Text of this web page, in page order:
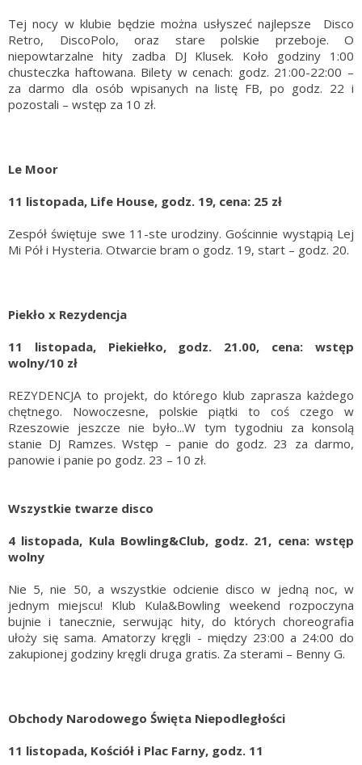
Tej nocy w klubie będzie można usłyszeć najlepsze Disco
Retro, DiscoPolo, oraz stare polskie przeboje. O
niepowtarzalne hity zadba DJ Klusek. Koło godziny 1:00
chusteczka haftowana. Bilety w cenach: godz. 21:00-22:00 –
za darmo dla osób wpisanych na listę FB, po godz. 22 i
pozostali – wstęp za 10 zł.
Le Moor
11 listopada, Life House, godz. 19, cena: 25 zł
Zespół świętuje swe 11-ste urodziny. Gościnnie wystąpią Lej
Mi Pół i Hysteria. Otwarcie bram o godz. 19, start – godz. 20.
Piekło x Rezydencja
11 listopada, Piekiełko, godz. 21.00, cena: wstęp
wolny/10 zł
REZYDENCJA to projekt, do którego klub zaprasza każdego
chętnego. Nowoczesne, polskie piątki to coś czego w
Rzeszowie jeszcze nie było...W tym tygodniu za konsolą
stanie DJ Ramzes. Wstęp – panie do godz. 23 za darmo,
panowie i panie po godz. 23 – 10 zł.
Wszystkie twarze disco
4 listopada, Kula Bowling&Club, godz. 21, cena: wstęp
wolny
Nie 5, nie 50, a wszystkie odcienie disco w jedną noc, w
jednym miejscu! Klub Kula&Bowling weekend rozpoczyna
bujnie i tanecznie, serwując hity, do których choreografia
ułoży się sama. Amatorzy kręgli - między 23:00 a 24:00 do
zakupionej godziny kręgli druga gratis. Za sterami – Benny G.
Obchody Narodowego Święta Niepodległości
11 listopada, Kościół i Plac Farny, godz. 11